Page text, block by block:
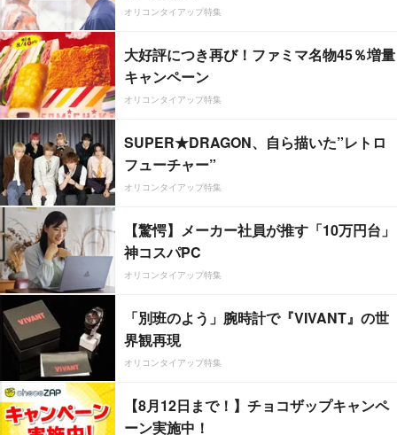
オリコンタイアップ特集
大好評につき再び！ファミマ名物45％増量
キャンペーン
オリコンタイアップ特集
SUPER★DRAGON、自ら描いた”レトロ
フューチャー”
オリコンタイアップ特集
【驚愕】メーカー社員が推す「10万円台」
神コスパPC
オリコンタイアップ特集
「別班のよう」腕時計で『VIVANT』の世
界観再現
オリコンタイアップ特集
【8月12日まで！】チョコザップキャンペ
ーン実施中！